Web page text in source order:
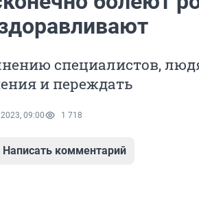
специалистов,
и переждать
09:00 1 718
Написать комментарий